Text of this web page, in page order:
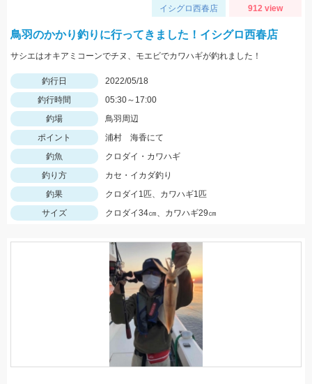
イシグロ西春店 912 view
鳥羽のかかり釣りに行ってきました！イシグロ西春店
サシエはオキアミコーンでチヌ、モエビでカワハギが釣れました！
釣行日
2022/05/18
釣行時間
05:30～17:00
釣場
鳥羽周辺
ポイント
浦村 海香にて
釣魚
クロダイ・カワハギ
釣り方
カセ・イカダ釣り
釣果
クロダイ1匹、カワハギ1匹
サイズ
クロダイ34㎝、カワハギ29㎝